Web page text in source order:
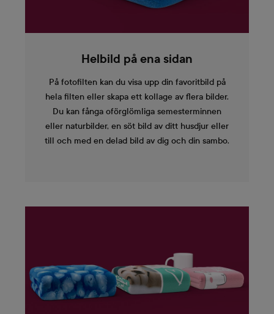
Helbild på ena sidan
På fotofilten kan du visa upp din favoritbild på
hela filten eller skapa ett kollage av flera bilder.
Du kan fånga oförglömliga semesterminnen
eller naturbilder, en söt bild av ditt husdjur eller
till och med en delad bild av dig och din sambo.